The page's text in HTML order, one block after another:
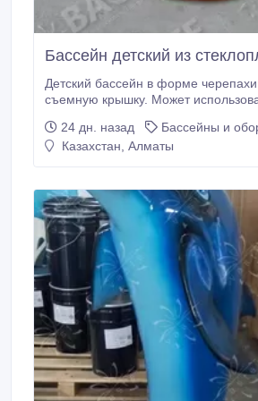
Бассейн детский из
Детский бассейн в форме
съемную крышку. Может
7 м Глубина - 0, 4 м.
24 дн. назад
Бассейны и
Казахстан, Алматы